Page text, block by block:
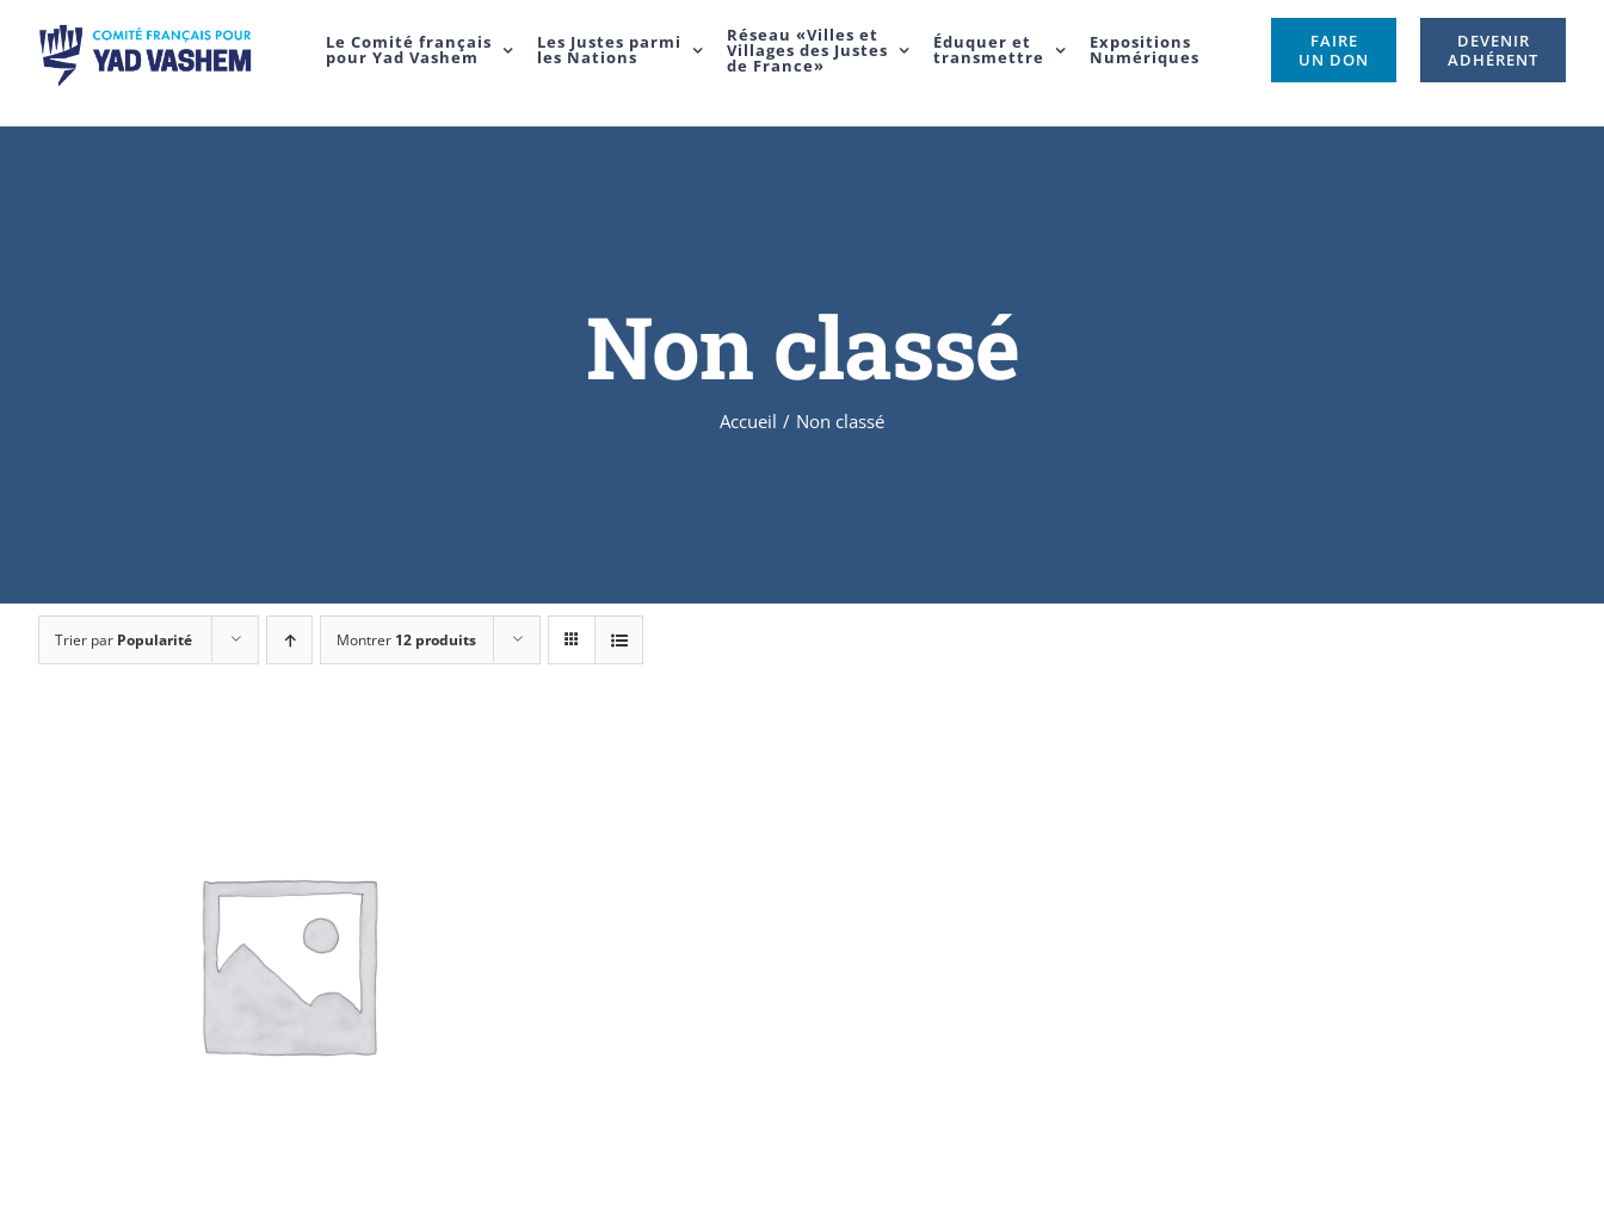
Le Comité français
pour Yad Vashem
Les Justes parmi
les Nations
Réseau «Villes et
Villages des Justes
de France»
Éduquer et
transmettre
Expositions
Numériques
FAIRE
UN DON
DEVENIR
ADHÉRENT
Non classé
Accueil / Non classé
Trier par Popularité Montrer 12 produits